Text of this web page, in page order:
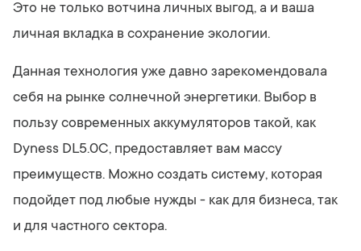
Это не только вотчина личных выгод, а и ваша
личная вкладка в сохранение экологии.
Данная технология уже давно зарекомендовала
себя на рынке солнечной энергетики. Выбор в
пользу современных аккумуляторов такой, как
Dyness DL5.0C, предоставляет вам массу
преимуществ. Можно создать систему, которая
подойдет под любые нужды - как для бизнеса, так
и для частного сектора.